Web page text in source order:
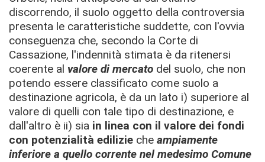
discorrendo, il suolo oggetto della controversia
presenta le caratteristiche suddette, con l'ovvia
conseguenza che, secondo la Corte di
Cassazione, l'indennità stimata è da ritenersi
coerente al valore di mercato del suolo, che non
potendo essere classificato come suolo a
destinazione agricola, è da un lato i) superiore al
valore di quelli con tale tipo di destinazione, e
dall'altro è ii) sia in linea con il valore dei fondi
con potenzialità edilizie che ampiamente
inferiore a quello corrente nel medesimo Comune